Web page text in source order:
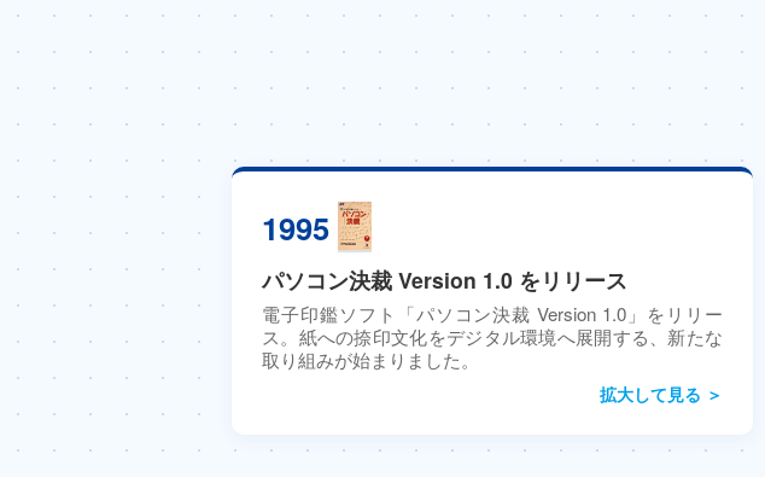
1995
パソコン決裁 Version 1.0 をリリース
電子印鑑ソフト「パソコン決裁 Version 1.0」をリリー
ス。紙への捺印文化をデジタル環境へ展開する、新たな
取り組みが始まりました。
拡大して見る ＞